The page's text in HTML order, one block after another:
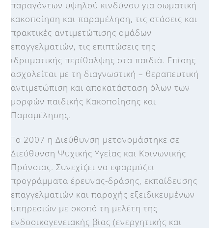
παραγόντων υψηλού κινδύνου για σωματική
κακοποίηση και παραμέληση, τις στάσεις και
πρακτικές αντιμετώπισης ομάδων
επαγγελματιών, τις επιπτώσεις της
ιδρυματικής περίθαλψης στα παιδιά. Επίσης
ασχολείται με τη διαγνωστική – θεραπευτική
αντιμετώπιση και αποκατάσταση όλων των
μορφών παιδικής Κακοποίησης και
Παραμέλησης.
To 2007 η Διεύθυνση μετονομάστηκε σε
Διεύθυνση Ψυχικής Υγείας και Κοινωνικής
Πρόνοιας. Συνεχίζει να εφαρμόζει
προγράμματα έρευνας-δράσης, εκπαίδευσης
επαγγελματιών και παροχής εξειδικευμένων
υπηρεσιών με σκοπό τη μελέτη της
ενδοοικογενειακής βίας (ενεργητικής και